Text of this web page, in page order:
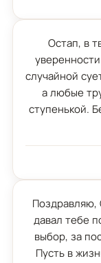
Остап, в
случайной
а любые
ступенькой.
давал тебе
выбор, за
Пусть в